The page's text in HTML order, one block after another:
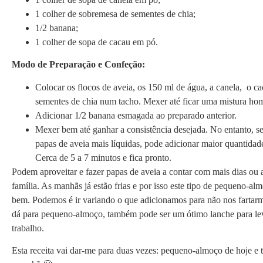
1 colher de sobremesa de sementes de chia;
1/2 banana;
1 colher de sopa de cacau em pó.
Modo de Preparação e Confeção:
Colocar os flocos de aveia, os 150 ml de água, a canela, o
sementes de chia num tacho. Mexer até ficar uma mistura
Adicionar 1/2 banana esmagada ao preparado anterior.
Mexer bem até ganhar a consistência desejada. No entanto,
papas de aveia mais líquidas, pode adicionar maior
Cerca de 5 a 7 minutos e fica pronto.
Podem aproveitar e fazer papas de aveia a contar com mais dias ou
família. As manhãs já estão frias e por isso este tipo de pequeno-
bem. Podemos é ir variando o que adicionamos para não nos
dá para pequeno-almoço, também pode ser um ótimo lanche para
trabalho.
Esta receita vai dar-me para duas vezes: pequeno-almoço de hoje e